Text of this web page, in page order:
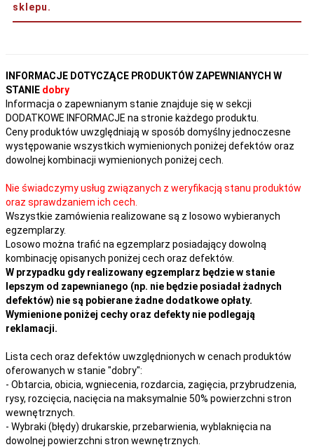
sklepu.
INFORMACJE DOTYCZĄCE PRODUKTÓW ZAPEWNIANYCH W
STANIE dobry
Informacja o zapewnianym stanie znajduje się w sekcji
DODATKOWE INFORMACJE na stronie każdego produktu.
Ceny produktów uwzględniają w sposób domyślny jednoczesne
występowanie wszystkich wymienionych poniżej defektów oraz
dowolnej kombinacji wymienionych poniżej cech.
Nie świadczymy usług związanych z weryfikacją stanu produktów
oraz sprawdzaniem ich cech.
Wszystkie zamówienia realizowane są z losowo wybieranych
egzemplarzy.
Losowo można trafić na egzemplarz posiadający dowolną
kombinację opisanych poniżej cech oraz defektów.
W przypadku gdy realizowany egzemplarz będzie w stanie
lepszym od zapewnianego (np. nie będzie posiadał żadnych
defektów) nie są pobierane żadne dodatkowe opłaty.
Wymienione poniżej cechy oraz defekty nie podlegają
reklamacji.
Lista cech oraz defektów uwzględnionych w cenach produktów
oferowanych w stanie "dobry":
- Obtarcia, obicia, wgniecenia, rozdarcia, zagięcia, przybrudzenia,
rysy, rozcięcia, nacięcia na maksymalnie 50% powierzchni stron
wewnętrznych.
- Wybraki (błędy) drukarskie, przebarwienia, wyblaknięcia na
dowolnej powierzchni stron wewnętrznych.